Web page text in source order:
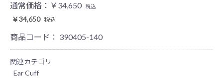
通常価格： ￥34,650 税込
￥34,650 税込
商品コード： 390405-140
関連カテゴリ
Ear Cuff